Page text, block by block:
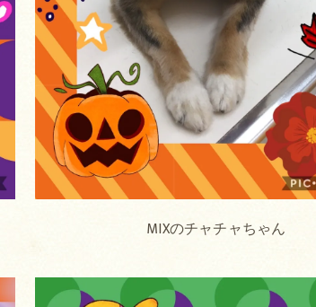
MIXのチャチャちゃん